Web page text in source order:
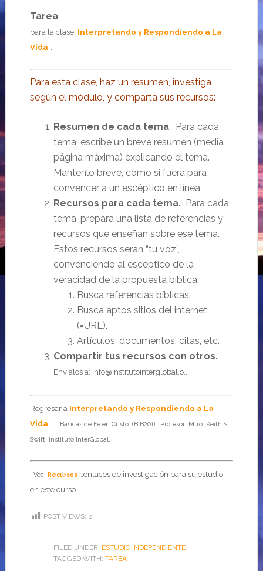
Tarea
para la clase, Interpretando y Respondiendo a La
Vida
Para esta clase, haz un resumen, investiga
según el módulo, y comparta sus recursos:
Resumen de cada tema. Para cada
tema, escribe un breve resumen (media
página máxima) explicando el tema.
Mantenlo breve, como si fuera para
convencer a un escéptico en línea.
Recursos para cada tema. Para cada
tema, prepara una lista de referencias y
recursos que enseñan sobre ese tema.
Estos recursos serán “tu voz”,
convenciendo al escéptico de la
veracidad de la propuesta bíblica.
Busca referencias bíblicas.
Busca aptos sitios del internet
(=URL).
Artículos, documentos, citas, etc.
Compartir tus recursos con otros.
Envíalos a: info@institutointerglobal.o..
Regresar a Interpretando y Respondiendo a La
Vida
Básicas de Fe en Cristo (BIB201). Profesor: Mtro. Keith S.
Swift, Instituto InterGlobal.
Vea: Recursos
…enlaces de investigación para su estudio
en este curso.
POST VIEWS: 2
FILED UNDER: ESTUDIO INDEPENDIENTE
TAGGED WITH: TAREA